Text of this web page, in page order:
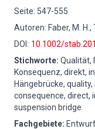
Seite: 547-555
Autoren: Faber, M.
DOI : 10.1002/
Stichworte: Qualität,
Konsequenz, direkt,
Hängebrücke,
consequence, direct,
suspension bridge
Fachgebiete: